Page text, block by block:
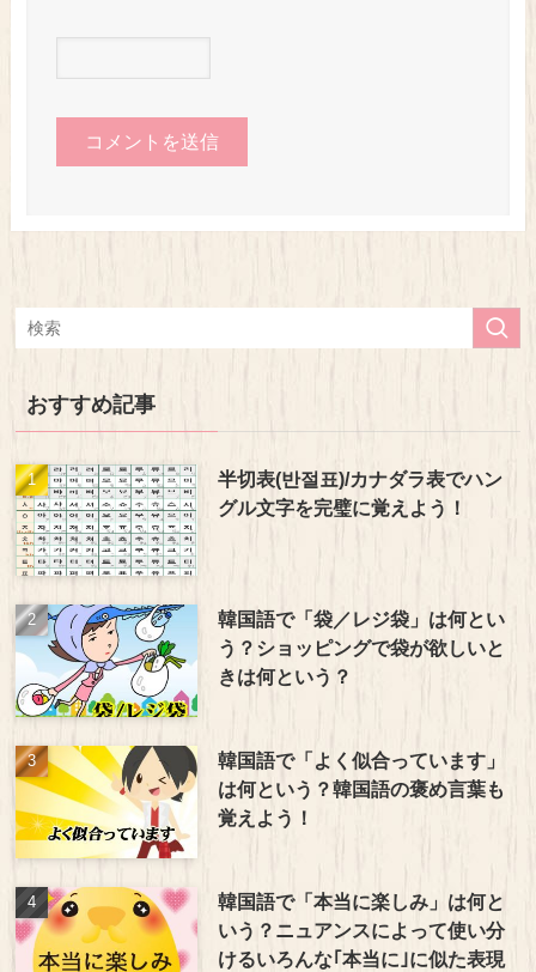
おすすめ記事
半切表(반절표)/カナダラ表でハン
グル文字を完璧に覚えよう！
韓国語で「袋／レジ袋」は何とい
う？ショッピングで袋が欲しいと
きは何という？
韓国語で「よく似合っています」
は何という？韓国語の褒め言葉も
覚えよう！
韓国語で「本当に楽しみ」は何と
いう？ニュアンスによって使い分
けるいろんな｢本当に｣に似た表現